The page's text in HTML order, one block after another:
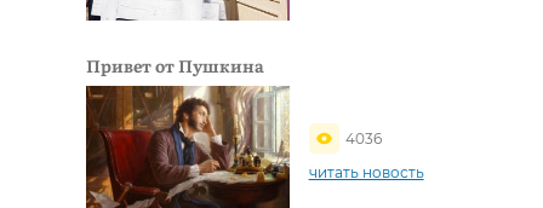
Привет от Пушкина
4036
читать новость